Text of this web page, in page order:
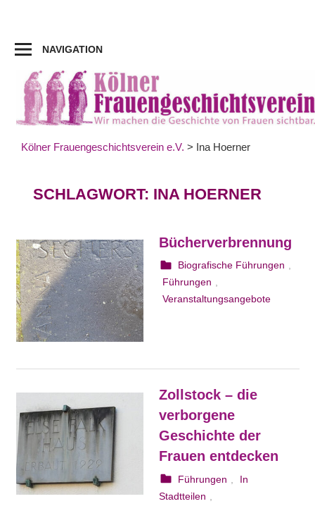
springen
NAVIGATION
Kölner Frauengeschichtsverein e.V. > Ina Hoerner
SCHLAGWORT: INA HOERNER
Bücherverbrennung
25. August 2023
webmam
Biografische Führungen
Führungen
Veranstaltungsangebote
Zollstock – die
verborgene
Geschichte der
Frauen entdecken
25. August 2023
webmam
Führungen
In
Stadtteilen